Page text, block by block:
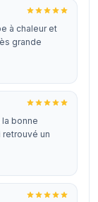
à chaleur et
grande
bonne
retrouvé un